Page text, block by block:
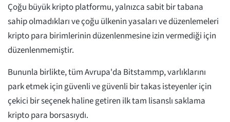
Çoğu büyük kripto platformu, yalnızca sabit bir tabana
sahip olmadıkları ve çoğu ülkenin yasaları ve düzenlemeleri
kripto para birimlerinin düzenlenmesine izin vermediği için
düzenlenmemiştir.
Bununla birlikte, tüm Avrupa'da Bitstammp, varlıklarını
park etmek için güvenli ve güvenli bir takas isteyenler için
çekici bir seçenek haline getiren ilk tam lisanslı saklama
kripto para borsasıydı.